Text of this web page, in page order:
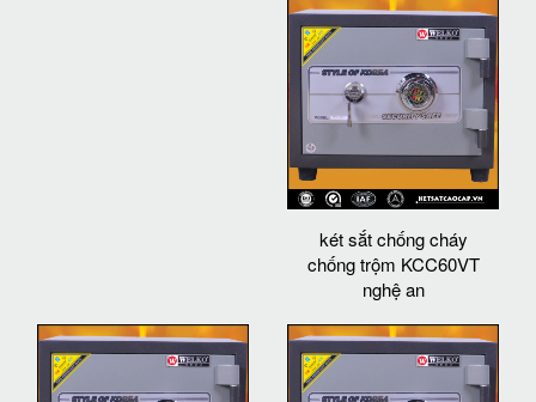
két sắt chống cháy
chống trộm KCC60VT
nghệ an